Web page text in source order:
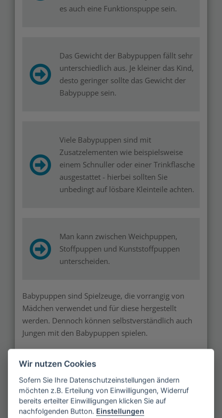
es auch eine Funktionspuppe sein.
Das Gewicht der Babypuppen fällt sehr
unterschiedlich aus. Je kleiner das Kind,
desto geringer sollte das Gewicht der
Babypuppe sein.
Viele Babypuppen sind mit
Zusatzelementen wie beispielsweise
einem Schnuller oder einer Trinkflasche
ausgestattet - hierbei sollten Sie
unbedingt auf lösbare Kleinteile achten.
Man kann zwischen Weichpuppen,
Stoffpuppen und Kunststoffpuppen
unterscheiden.
Babypuppen sind Spielzeuge, die vorrangig von
Mädchen verwendet und für diese hergestellt
werden. Dennoch können selbstverständlich auch
Jungen mit den Babypuppen spielen.
Wir nutzen Cookies
Sofern Sie Ihre Datenschutzeinstellungen ändern
möchten z.B. Erteilung von Einwilligungen, Widerruf
bereits erteilter Einwilligungen klicken Sie auf
nachfolgenden Button. Einstellungen